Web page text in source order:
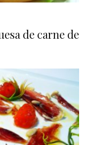
de carne de